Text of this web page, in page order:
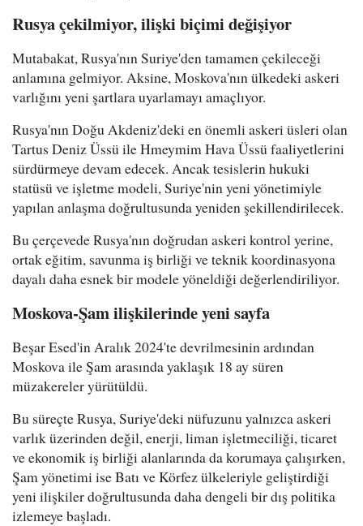
Rusya çekilmiyor, ilişki biçimi değişiyor
Mutabakat, Rusya'nın Suriye'den tamamen çekileceği
anlamına gelmiyor. Aksine, Moskova'nın ülkedeki askeri
varlığını yeni şartlara uyarlamayı amaçlıyor.
Rusya'nın Doğu Akdeniz'deki en önemli askeri üsleri olan
Tartus Deniz Üssü ile Hmeymim Hava Üssü faaliyetlerini
sürdürmeye devam edecek. Ancak tesislerin hukuki
statüsü ve işletme modeli, Suriye'nin yeni yönetimiyle
yapılan anlaşma doğrultusunda yeniden şekillendirilecek.
Bu çerçevede Rusya'nın doğrudan askeri kontrol yerine,
ortak eğitim, savunma iş birliği ve teknik koordinasyona
dayalı daha esnek bir modele yöneldiği değerlendiriliyor.
Moskova-Şam ilişkilerinde yeni sayfa
Beşar Esed'in Aralık 2024'te devrilmesinin ardından
Moskova ile Şam arasında yaklaşık 18 ay süren
müzakereler yürütüldü.
Bu süreçte Rusya, Suriye'deki nüfuzunu yalnızca askeri
varlık üzerinden değil, enerji, liman işletmeciliği, ticaret
ve ekonomik iş birliği alanlarında da korumaya çalışırken,
Şam yönetimi ise Batı ve Körfez ülkeleriyle geliştirdiği
yeni ilişkiler doğrultusunda daha dengeli bir dış politika
izlemeye başladı.